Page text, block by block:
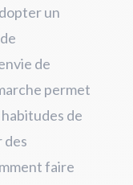
un
de
permet
de
des
faire